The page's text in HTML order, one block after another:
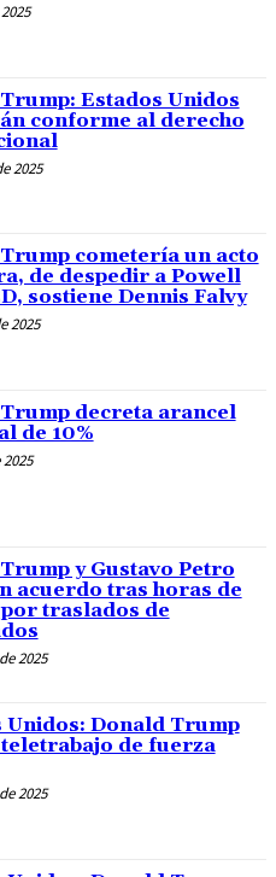
Estados Unidos
conforme al derecho
2025
cometería un acto
de despedir a Powell
sostiene Dennis Falvy
2025
decreta arancel
de 10%
y Gustavo Petro
acuerdo tras horas de
traslados de
2025
Unidos: Donald Trump
de fuerza
2025